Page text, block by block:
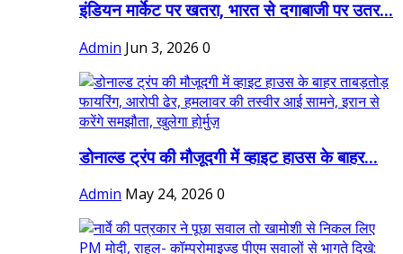
इंडियन मार्केट पर खतरा, भारत से दगाबाजी पर उतर...
Admin Jun 3, 2026 0
डोनाल्ड ट्रंप की मौजूदगी में व्हाइट हाउस के बाहर...
Admin May 24, 2026 0